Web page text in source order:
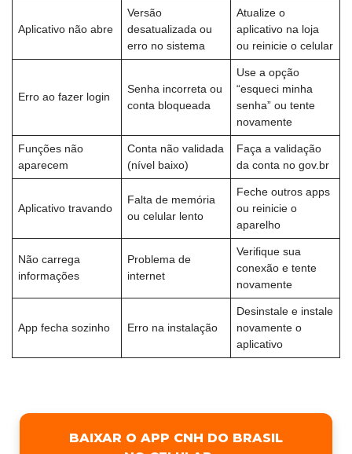
Aplicativo não abre
Versão
desatualizada ou
erro no sistema
Atualize o
aplicativo na loja
ou reinicie o celular
Erro ao fazer login
Senha incorreta ou
conta bloqueada
Use a opção
“esqueci minha
senha” ou tente
novamente
Funções não
aparecem
Conta não validada
(nível baixo)
Faça a validação
da conta no gov.br
Aplicativo travando
Falta de memória
ou celular lento
Feche outros apps
ou reinicie o
aparelho
Não carrega
informações
Problema de
internet
Verifique sua
conexão e tente
novamente
App fecha sozinho Erro na instalação
Desinstale e instale
novamente o
aplicativo
BAIXAR O APP CNH DO BRASIL